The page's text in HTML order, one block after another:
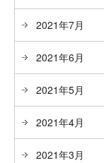
2021年7月
2021年6月
2021年5月
2021年4月
2021年3月